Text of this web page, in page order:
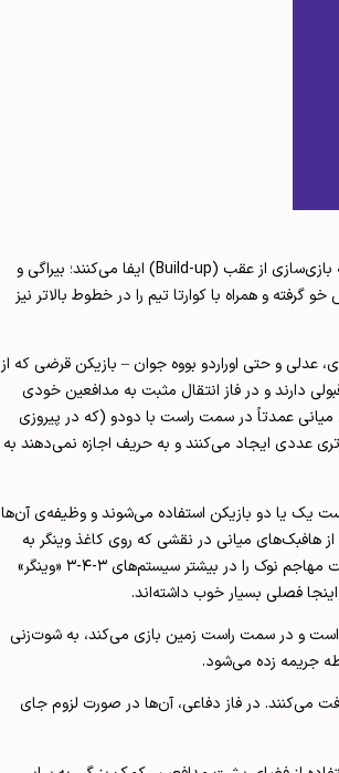
در فیورنتینای سه دفاعه‌ی پالادینو سه مدافع میانی و دو هافبک، با توالی پاس نقشی کلیدی در گردش توپ و ایجاد موقعیت‌های حمله در مرحله بازی‌سازی از عقب (Build-up) ایفا می‌کنند؛ بیراگی و
و همراه با کوارتا تیم را در خطوط بالاتر نیز
عدلی و حتی اوراردو بووه جوان – بازیکن قرضی که از
دارند و در فاز انتقال مثبت به مدافعین خودی
میانی عمدتاً در سمت راست با دودو (که در پیروزی
عددی ایجاد می‌کنند و به حریف اجازه نمی‌دهند به
جلوتر از هافبک میانی‌ها قرار می‌گیرند؛ بسته به اینکه سیستم ۱-۳-۲-۴ یا ۳-۴-۳ باشد، در این پست یک یا دو بازیکن استفاده می‌شوند و وظیفه‌ی آن‌ها
میانی در نقشی که روی کاغذ وینگر به
نظر می‌رسد -پشت مهاجم نوک- روی کاغذ شاید غیرشهودی به نظر بیاید اما در فوتبال امروز بسیار رایج است و دیگر نمی‌توان آن دو بازیکن پشت مهاجم نوک را در بیشتر سیستم‌های ۳-۴-۳ «وینگر»
فصلی بسیار خوب داشته‌اند.
است و در سمت راست زمین بازی می‌کند، به شوت‌زنی
جریمه زده می‌شود.
می‌کنند. در فاز دفاعی، آن‌ها در صورت لزوم جای